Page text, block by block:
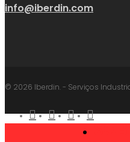
info@iberdin.com
© 2026 Iberdin. - Serviços
facebooklinkedinyoutubeinstagram